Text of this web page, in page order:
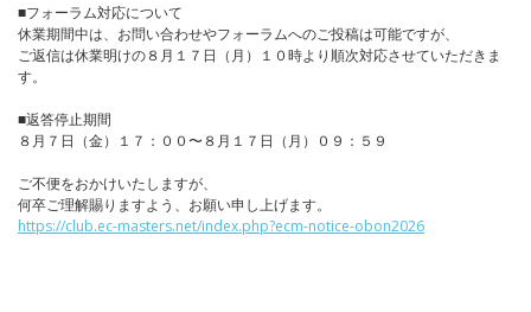
■フォーラム対応について
休業期間中は、お問い合わせやフォーラムへのご投稿は可能ですが、
ご返信は休業明けの８月１７日（月）１０時より順次対応させていただきま
す。
■返答停止期間
８月７日（金）１７：００〜８月１７日（月）０９：５９
ご不便をおかけいたしますが、
何卒ご理解賜りますよう、お願い申し上げます。
https://club.ec-masters.net/index.php?ecm-notice-obon2026